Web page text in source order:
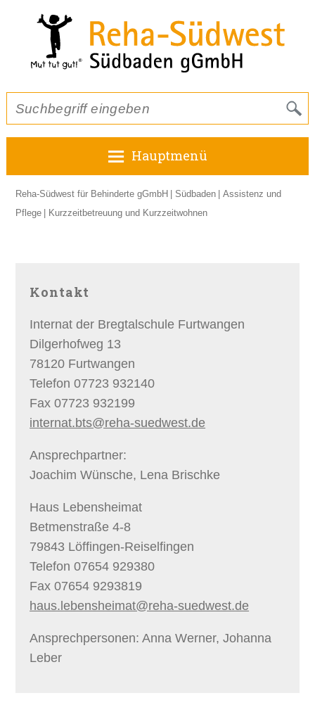
Hauptmenü
Reha-Südwest für Behinderte gGmbH Südbaden
Assistenz und
Pflege
Kurzzeitbetreuung und Kurzzeitwohnen
Kontakt
Internat der Bregtalschule Furtwangen
Dilgerhofweg 13
78120 Furtwangen
Telefon 07723 932140
Fax 07723 932199
internat.bts@reha-suedwest.de
Ansprechpartner:
Joachim Wünsche, Lena Brischke
Haus Lebensheimat
Betmenstraße 4-8
79843 Löffingen-Reiselfingen
Telefon 07654 929380
Fax 07654 9293819
haus.lebensheimat@reha-suedwest.de
Ansprechpersonen: Anna Werner, Johanna
Leber